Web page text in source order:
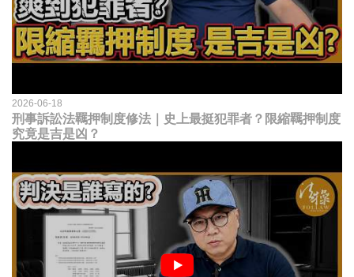
2026-06-18
刑事訴訟法羈押制度修法｜史上最挺犯罪者？限縮羈押制度
究竟是吉是凶？